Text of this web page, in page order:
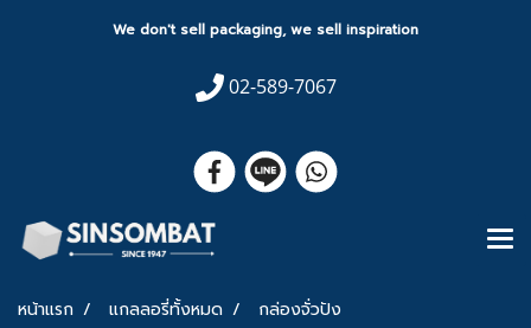
We don't sell packaging, we sell inspiration
02-589-7067
หน้าแรก แกลลอรี่ทั้งหมด
กล่องจั่วปัง